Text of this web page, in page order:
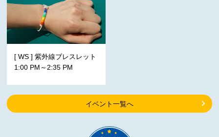
[ WS ] 紫外線ブレスレット
1:00 PM～2:35 PM
イベント一覧へ